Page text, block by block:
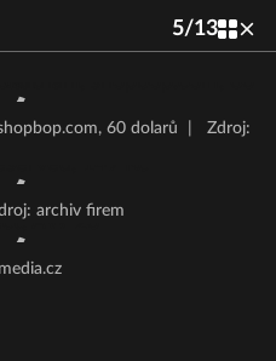
5/13
60 dolarů
Zdroj:
archiv firem